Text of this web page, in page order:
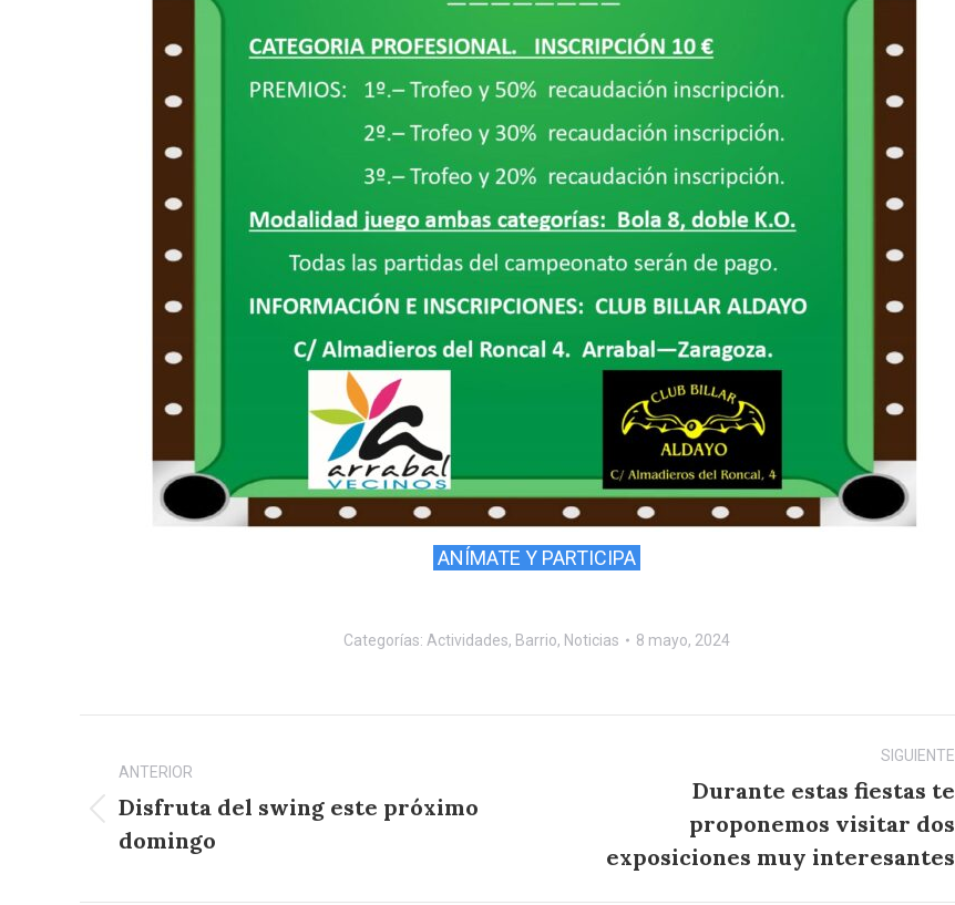
ANÍMATE Y PARTICIPA
Categorías: Actividades, Barrio, Noticias 8 mayo, 2024
entre
publicaciones
ANTERIOR
Publicación
anterior:
Disfruta del swing este próximo
domingo
SIGUIENTE
siguiente:
Durante estas fiestas te
proponemos visitar dos
exposiciones muy interesantes